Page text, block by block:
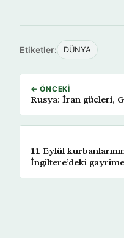
Etiketler: DÜNYA
← ÖNCEKI
Rusya: İran güçleri,
11 Eylül
İngiltere’deki